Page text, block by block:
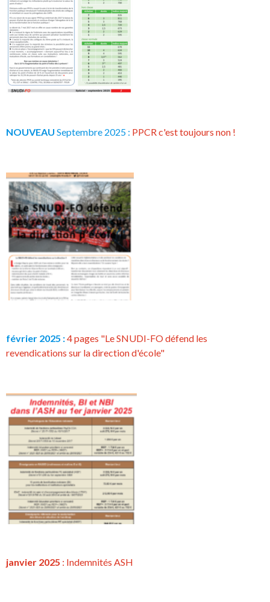
NOUVEAU Septembre 2025 : PPCR c'est toujours non !
février 2025 :4 pages "Le SNUDI-FO défend les
revendications sur la direction d'école"
janvier 2025 : Indemnités ASH